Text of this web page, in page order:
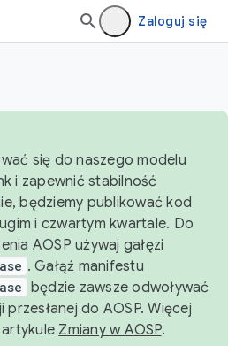
Zaloguj się
się do naszego modelu
i zapewnić stabilność
będziemy publikować kod
i czwartym kwartale. Do
AOSP używaj gałęzi
. Gałąź manifestu
będzie zawsze odwoływać
do AOSP. Więcej
Zmiany w AOSP.